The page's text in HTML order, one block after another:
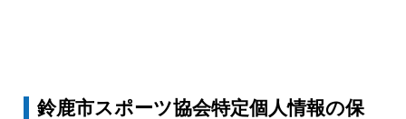
鈴鹿市スポーツ協会特定個人情報の保